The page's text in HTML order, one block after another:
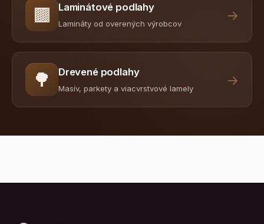
🟫 Laminátové podlahy
Lamináty od overených výrobcov
→
🌳 Drevené podlahy
Masív, parkety a viacvrstvové lamely
→